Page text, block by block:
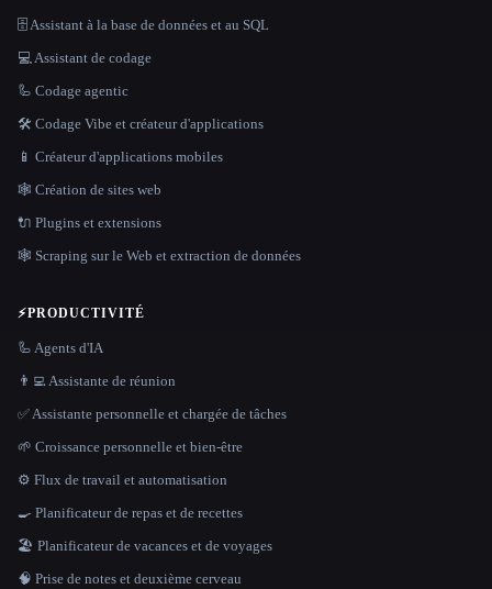
🗄️ Assistant à la base de données et au SQL
💻 Assistant de codage
🦾 Codage agentic
🛠️ Codage Vibe et créateur d'applications
📱 Créateur d'applications mobiles
🕸 Création de sites web
🔌 Plugins et extensions
🕸️ Scraping sur le Web et extraction de données
⚡PRODUCTIVITÉ
🦾 Agents d'IA
👨‍💻 Assistante de réunion
✅ Assistante personnelle et chargée de tâches
🌱 Croissance personnelle et bien-être
⚙️ Flux de travail et automatisation
🍳 Planificateur de repas et de recettes
🏖 Planificateur de vacances et de voyages
🧠 Prise de notes et deuxième cerveau